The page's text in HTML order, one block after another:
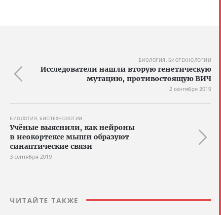
БИОЛОГИЯ, БИОТЕХНОЛОГИИ
Исследователи нашли вторую генетическую
мутацию, противостоящую ВИЧ
2 сентября 2019
БИОЛОГИЯ, БИОТЕХНОЛОГИИ
Учёные выяснили, как нейроны
в неокортексе мыши образуют
синаптические связи
3 сентября 2019
ЧИТАЙТЕ ТАКЖЕ